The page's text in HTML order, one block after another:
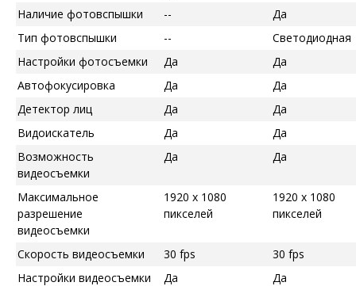
Наличие фотовспышки --
Да
Тип фотовспышки
--
Светодиодная
Настройки фотосъемки
Да
Да
Автофокусировка
Да
Да
Детектор лиц
Да
Да
Видоискатель
Да
Да
Возможность
видеосъемки
Да Да
Максимальное
разрешение
видеосъемки
1920 x 1080
пикселей
1920 x 1080
пикселей
Скорость видеосъемки 30 fps
30 fps
Настройки видеосъемки
Да
Да